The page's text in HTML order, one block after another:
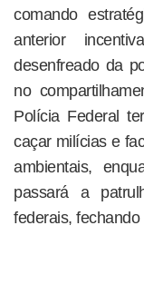
comando
anterior
desenfreado da
no
Polícia Federal
caçar milícias e
ambientais,
passará a
federais,